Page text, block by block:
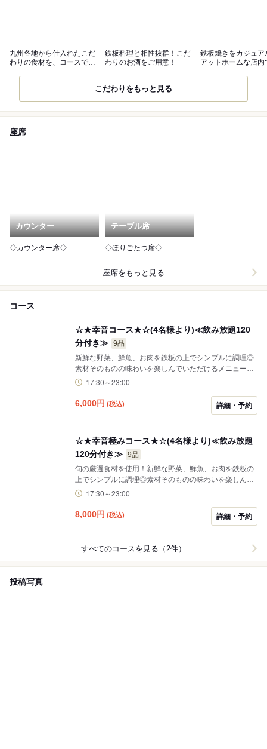
九州各地から仕入れたこだ
わりの食材を、コースでお
鉄板料理と相性抜群！こだ
わりのお酒をご用意！
鉄板焼きをカジュ
アットホームな店内
こだわりをもっと見る
座席
カウンター
◇カウンター席◇
テーブル席
◇ほりごたつ席◇
座席をもっと見る
コース
☆★幸音コース★☆(4名様より)≪飲み放題120
分付き≫ 9品
新鮮な野菜、鮮魚、お肉を鉄板の上でシンプルに調理◎
素材そのものの味わいを楽しんでいただけるメニュー
や、ソースの香ばしさがたまらない【とんぺい焼き（チ
人と美味しい時間をお楽しみください！ ※苦手な食材、
ご希望の料理があれば事前にお申し付けください。対応
６日からこちらのコースは６０００円（税込み）に変わ
りました。 コースのお支払いは現金支払いのみとなって
おります。
17:30～23:00
6,000円 (税込) 詳細・予約
☆★幸音極みコース★☆(4名様より)≪飲み放題
120分付き≫ 9品
旬の厳選食材を使用！新鮮な野菜、鮮魚、お肉を鉄板の
上でシンプルに調理◎素材そのものの味わいを楽しんで
いただけるメニューや、ソースの香ばしさがたまらない
も☆ご家族や、ご友人と美味しい時間をお楽しみくださ
用は4名様～とさせて頂いてます。】 ※コースのお支払
いは現金支払いのみとなっております。
17:30～23:00
8,000円 (税込) 詳細・予約
すべてのコースを見る（2件）
投稿写真